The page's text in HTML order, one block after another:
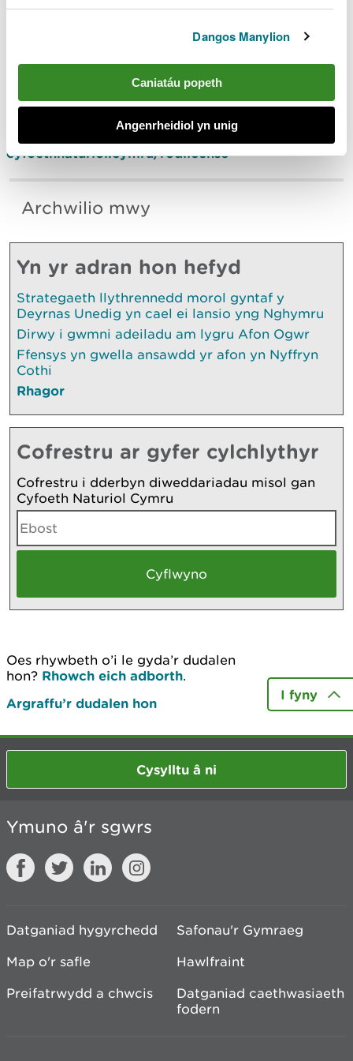
Dangos Manylion
Caniatáu popeth
Angenrheidiol yn unig
gweithgaredd pysgota anghyfreithlon roi gwybod i
CNC drwy ffonio ei linell ddigwyddiadau 24 awr ar
03000 65 3000 neu ar-lein yn
cyfoethnaturiol.cymru/reportit
Er mwyn prynu trwydded gwialen, ewch i
cyfoethnaturiol.cymru/rodlicense
Archwilio mwy
Yn yr adran hon hefyd
Strategaeth llythrennedd morol gyntaf y
Deyrnas Unedig yn cael ei lansio yng Nghymru
Dirwy i gwmni adeiladu am lygru Afon Ogwr
Ffensys yn gwella ansawdd yr afon yn Nyffryn
Cothi
Rhagor
Cofrestru ar gyfer cylchlythyr
Cofrestru i dderbyn diweddariadau misol gan
Cyfoeth Naturiol Cymru
Oes rhywbeth o’i le gyda’r dudalen
hon? Rhowch eich adborth.
Argraffu’r dudalen hon
I fyny
Cysylltu â ni
Ymuno â'r sgwrs
Datganiad hygyrchedd
Safonau'r Gymraeg
Map o'r safle
Hawlfraint
Preifatrwydd a chwcis
Datganiad caethwasiaeth
fodern